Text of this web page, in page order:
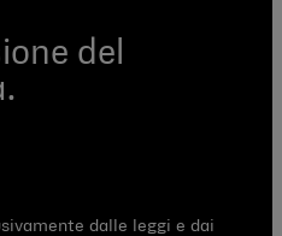
del
dalle leggi e dai